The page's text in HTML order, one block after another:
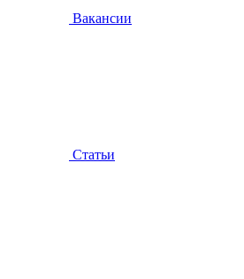
Вакансии
Статьи